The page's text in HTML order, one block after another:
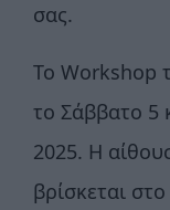
σας.
Το Workshop
το Σάββατο 5
2025. H
βρίσκεται